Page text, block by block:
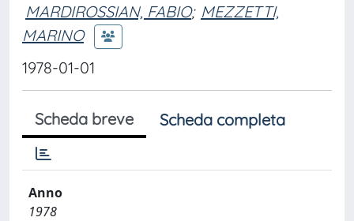
MARDIROSSIAN, FABIO; MEZZETTI,
MARINO
1978-01-01
Scheda breve Scheda completa
Anno
1978